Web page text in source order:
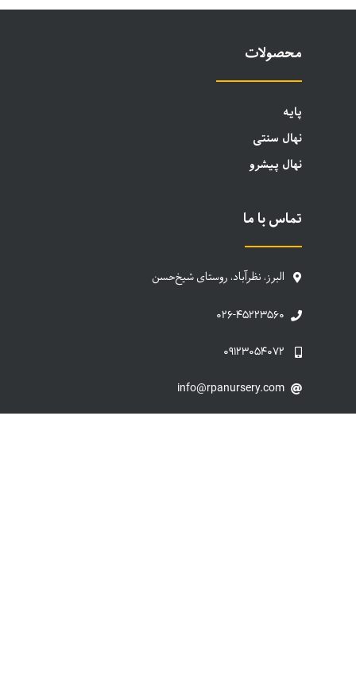
محصولات
پایه
نهال سنتی
نهال پیشرو
تماس با ما
البرز، نظرآباد، روستای شیخ‌حسن
۰۲۶-۴۵۲۲۳۵۶۰
۰۹۱۲۳۰۵۴۰۷۲
info@rpanursery.com